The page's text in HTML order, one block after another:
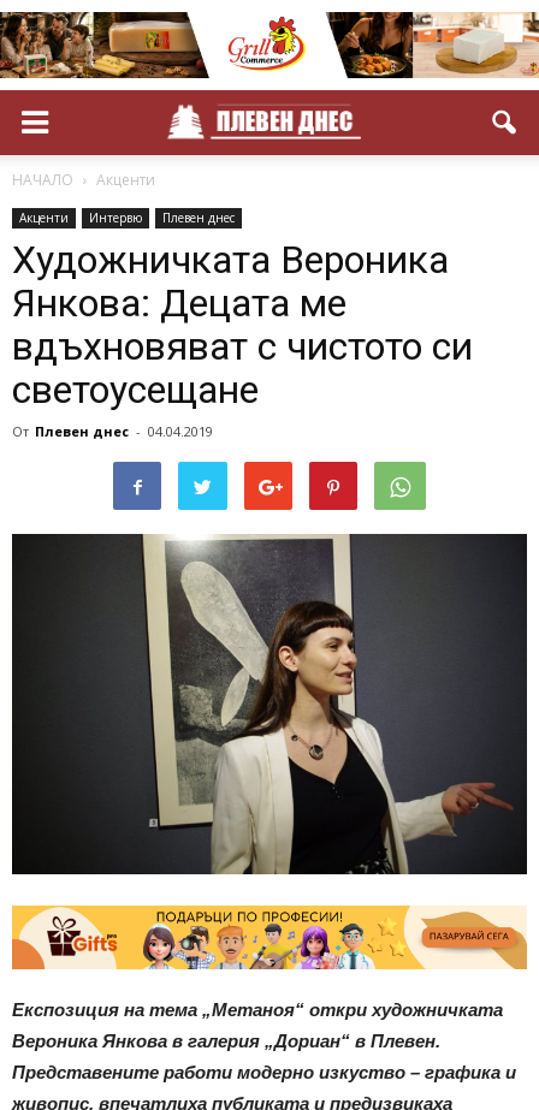
НАЧАЛО Акценти
Акценти Интервю Плевен днес
Художничката Вероника
Янкова: Децата ме
вдъхновяват с чистото си
светоусещане
От Плевен днес - 04.04.2019
Експозиция на тема „Метаноя“ откри художничката
Вероника Янкова в галерия „Дориан“ в Плевен.
Представените работи модерно изкуство – графика и
живопис, впечатлиха публиката и предизвикаха